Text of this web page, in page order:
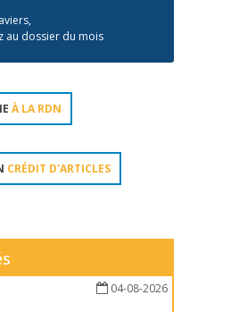
au dossier du mois
À LA RDN
CRÉDIT D'ARTICLES
04-08-2026